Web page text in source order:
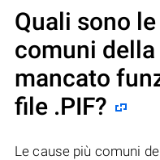
Quali sono
comuni
mancato
file .PIF?
Le cause più comuni